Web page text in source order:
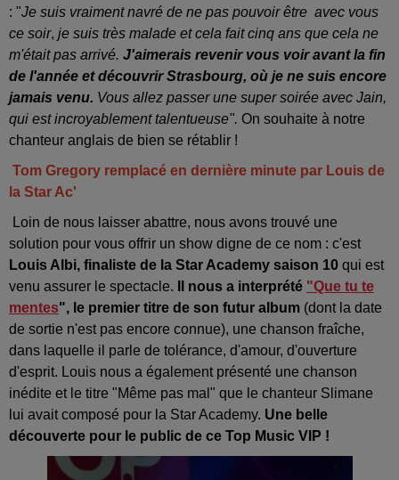
: "Je suis vraiment navré de ne pas pouvoir être avec vous
ce soir, je suis très malade et cela fait cinq ans que cela ne
m'était pas arrivé. J'aimerais revenir vous voir avant la fin
de l'année et découvrir Strasbourg, où je ne suis encore
jamais venu. Vous allez passer une super soirée avec Jain,
qui est incroyablement talentueuse". On souhaite à notre
chanteur anglais de bien se rétablir !
Tom Gregory remplacé en dernière minute par Louis de
la Star Ac'
Loin de nous laisser abattre, nous avons trouvé une
solution pour vous offrir un show digne de ce nom : c'est
Louis Albi, finaliste de la Star Academy saison 10 qui est
venu assurer le spectacle. Il nous a interprété "Que tu te
mentes", le premier titre de son futur album (dont la date
de sortie n'est pas encore connue), une chanson fraîche,
dans laquelle il parle de tolérance, d'amour, d'ouverture
d'esprit. Louis nous a également présenté une chanson
inédite et le titre "Même pas mal" que le chanteur Slimane
lui avait composé pour la Star Academy. Une belle
découverte pour le public de ce Top Music VIP !